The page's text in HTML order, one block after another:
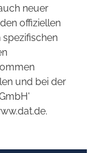
neuer
offiziellen
und bei der